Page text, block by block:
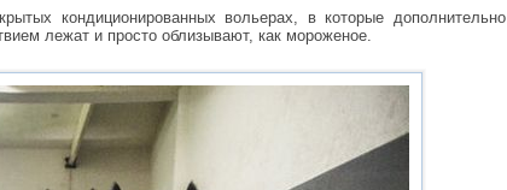
кондиционированных вольерах, в которые дополнительно
лежат и просто облизывают, как мороженое.